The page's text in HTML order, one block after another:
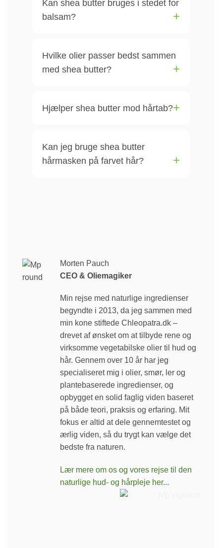
Kan shea butter bruges i stedet for
balsam?
Hvilke olier passer bedst sammen
med shea butter?
Hjælper shea butter mod hårtab?
Kan jeg bruge shea butter
hårmasken på farvet hår?
Morten Pauch
CEO & Oliemagiker
Min rejse med naturlige ingredienser
begyndte i 2013, da jeg sammen med
min kone stiftede Chleopatra.dk –
drevet af ønsket om at tilbyde rene og
virksomme vegetabilske olier til hud og
hår. Gennem over 10 år har jeg
specialiseret mig i olier, smør, ler og
plantebaserede ingredienser, og
opbygget en solid faglig viden baseret
på både teori, praksis og erfaring. Mit
fokus er altid at dele gennemtestet og
ærlig viden, så du trygt kan vælge det
bedste fra naturen.
Lær mere om os og vores rejse til den
naturlige hud- og hårpleje her...